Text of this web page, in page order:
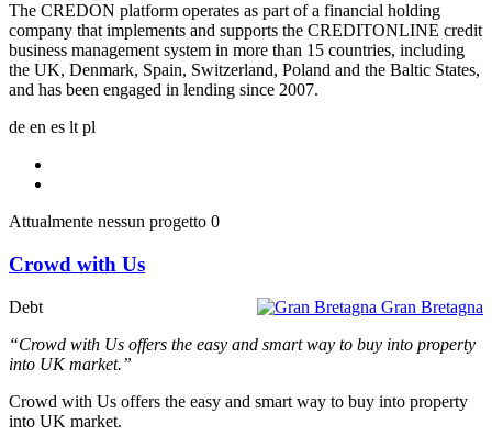
The CREDON platform operates as part of a financial holding
company that implements and supports the CREDITONLINE credit
business management system in more than 15 countries, including
the UK, Denmark, Spain, Switzerland, Poland and the Baltic States,
and has been engaged in lending since 2007.
de en es lt pl
Attualmente nessun progetto 0
Crowd with Us
Gran Bretagna
Debt
“Crowd with Us offers the easy and smart way to buy into property
into UK market.”
Crowd with Us offers the easy and smart way to buy into property
into UK market.